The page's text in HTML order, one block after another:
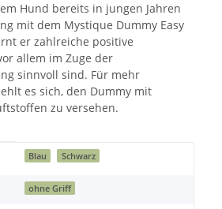
Hund bereits in jungen Jahren
mit dem Mystique Dummy Easy
er zahlreiche positive
allem im Zuge der
sinnvoll sind. Für mehr
es sich, den Dummy mit
zu versehen.
Blau Schwarz
ohne Griff